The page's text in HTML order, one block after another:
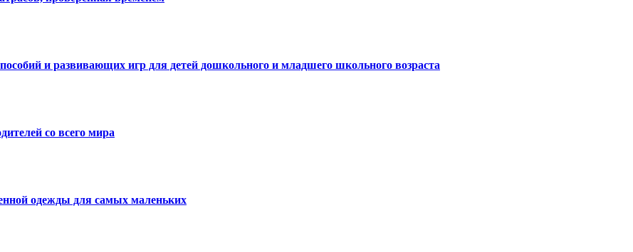
и развивающих игр для детей дошкольного и младшего школьного возраста
со всего мира
одежды для самых маленьких